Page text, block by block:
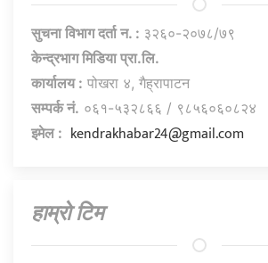
सुचना विभाग दर्ता न. : ३२६०-२०७८/७९
केन्द्रभाग मिडिया प्रा.लि.
कार्यालय : पोखरा ४, गैह्रापाटन
सम्पर्क नं. ०६१-५३२८६६ / ९८५६०६०८२४
इमेल : kendrakhabar24@gmail.com
हाम्राे टिम